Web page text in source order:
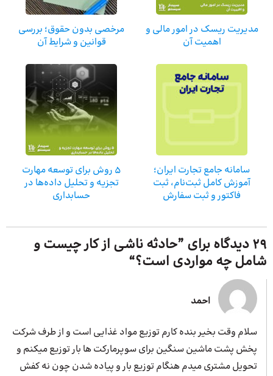
مدیریت ریسک در امور مالی و
اهمیت آن
مرخصی بدون حقوق؛ بررسی
قوانین و شرایط آن
سامانه جامع تجارت ایران؛
آموزش کامل ثبت‌نام، ثبت
فاکتور و ثبت سفارش
5 روش برای توسعه مهارت
تجزیه و تحلیل داده‌ها در
حسابداری
29 دیدگاه برای ”
حادثه ناشی از کار چیست و
شامل چه مواردی است؟“
احمد
سلام وقت بخیر بنده کارم توزیع مواد غذایی است و از طرف شرکت
پخش پشت ماشین سنگین برای سوپرمارکت ها بار توزیع میکنم و
تحویل مشتری میدم هنگام توزیع بار و پیاده شدن چون نه کفش